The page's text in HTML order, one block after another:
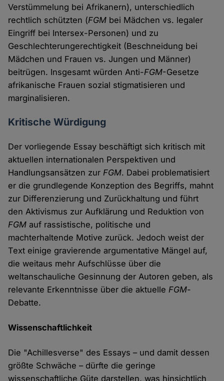
Verstümmelung bei Afrikanern), unterschiedlich
rechtlich schützten (FGM bei Mädchen vs. legaler
Eingriff bei Intersex-Personen) und zu
Geschlechterungerechtigkeit (Beschneidung bei
Mädchen und Frauen vs. Jungen und Männer)
beitrügen. Insgesamt würden Anti-FGM-Gesetze
afrikanische Frauen sozial stigmatisieren und
marginalisieren.
Kritische Würdigung
Der vorliegende Essay beschäftigt sich kritisch mit
aktuellen internationalen Perspektiven und
Handlungsansätzen zurFGM. Dabei problematisiert
er die grundlegende Konzeption des Begriffs, mahnt
zur Differenzierung und Zurückhaltung und führt
den Aktivismus zur Aufklärung und Reduktion von
FGM auf rassistische, politische und
machterhaltende Motive zurück. Jedoch weist der
Text einige gravierende argumentative Mängel auf,
die weitaus mehr Aufschlüsse über die
weltanschauliche Gesinnung der Autoren geben, als
relevante Erkenntnisse über die aktuelleFGM-
Debatte.
Wissenschaftlichkeit
Die "Achillesverse" des Essays – und damit dessen
größte Schwäche – dürfte die geringe
wissenschaftliche Güte darstellen, was hinsichtlich